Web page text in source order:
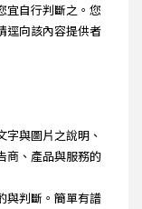
宜自行判斷之。您
逕向該內容提供者
與圖片之說明、
商、產品與服務的
與判斷。簡單有譜